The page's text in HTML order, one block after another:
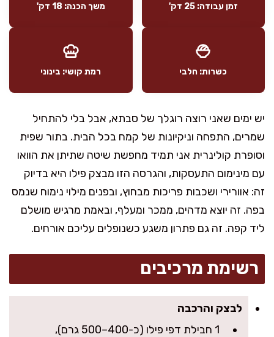
זמן עבודה: 25 דק' משך הכנה: 18 דק'
כשרות: חלבי רמת קושי: בינוני
יש ימים שאני רוצה רוגלך של סבתא, אבל בלי להתחיל
שמרים, התפחה וניקיונות של קמח בכל הבית. בתור שפית
וסופרת קולינרית אני תמיד מחפשת שיטה שתיתן את הוואו
עם מינימום התעסקות, והגרסה הזו מבצק פילו היא בדיוק
זה: אוורירי ושכבות פריכות מבחוץ, ובפנים מילוי נימוח שנמס
בפה. זה יוצא מדהים, ממכר ומעלף, ובאמת מרגיש מושלם
ליד קפה. זה גם פתרון משגע כשנופלים עליכם אורחים.
רשימת מרכיבים
לבצק והרכבה
1 חבילת דפי פילו (כ-400–500 גרם),